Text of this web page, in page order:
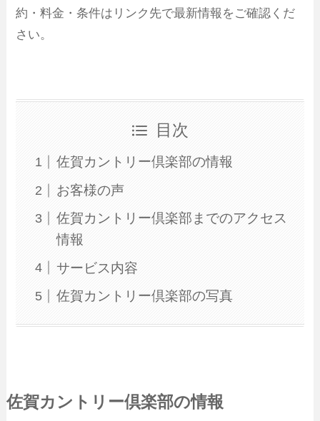
約・料金・条件はリンク先で最新情報をご確認くだ
さい。
目次
佐賀カントリー倶楽部の情報
お客様の声
佐賀カントリー倶楽部までのアクセス
情報
サービス内容
佐賀カントリー倶楽部の写真
佐賀カントリー倶楽部の情報